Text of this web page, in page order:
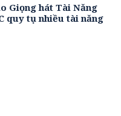
Giọng hát Tài Năng
quy tụ nhiều tài năng